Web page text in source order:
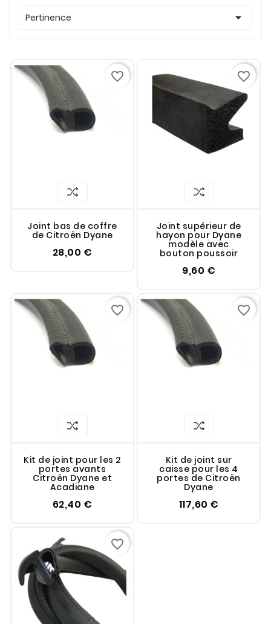
Pertinence 
Joint bas de coffre
de Citroën Dyane
28,00 €
favorite_border
Joint supérieur de
hayon pour Dyane
modèle avec
bouton poussoir
9,60 €
favorite_border
Kit de joint pour les 2
portes avants
Citroën Dyane et
Acadiane
62,40 €
favorite_border
Kit de joint sur
caisse pour les 4
portes de Citroën
Dyane
117,60 €
favorite_border
favorite_border